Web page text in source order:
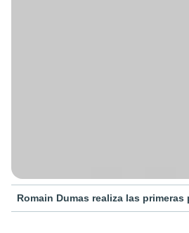
Romain Dumas realiza las